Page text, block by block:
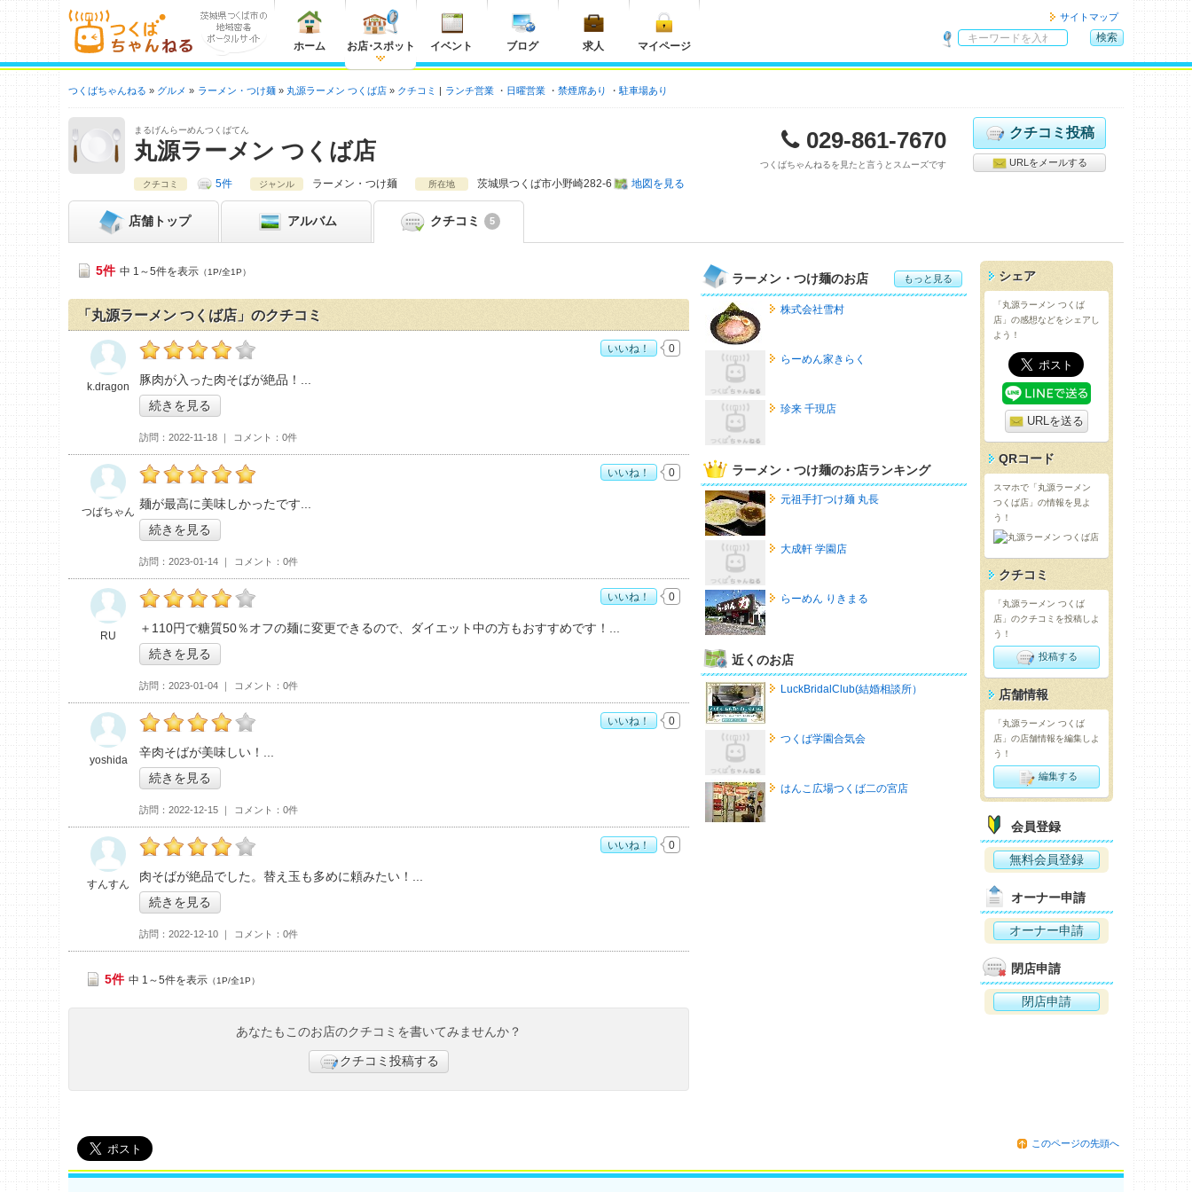
ホーム お店・スポット イベント ブログ 求人 マイページ
サイトマップ
内
索
検索
つくばちゃんねる グルメ ラーメン・つけ麺 丸源ラーメン つくば店 クチコミ ランチ営業 日曜営業 禁煙席あり 駐車場あり
まるげんらーめんつくばてん
丸源ラーメン つくば店 029-861-7670
つくばちゃんねるを見たと言うとスムーズです
クチコミ投稿
URLをメールする
クチコミ 5件 ジャンル ラーメン・つけ麺 所在地 茨城県つくば市小野崎282-6 地図を見る
店舗 トップ アルバム クチコミ 5
5件 中 1～5件を表示 （1P/全1P）
「丸源ラーメン つくば店」のクチコミ
k.dragonの「丸源ラーメン つくば店>」おすすめ度：
豚肉が入った肉そばが絶品！
続きを見る
訪問 2022-11-18 コメント 0件
k.dragon
いいね！ 0
つばちゃんの「丸源ラーメン つくば店>」おすすめ度：
麺が最高に美味しかったです
続きを見る
訪問 2023-01-14 コメント 0件
つばちゃん
いいね！ 0
RUの「丸源ラーメン つくば店>」おすすめ度：
＋110円で糖質50％オフの麺に変更できるので、ダイエット中の方もおすすめです！
続きを見る
訪問 2023-01-04 コメント 0件
RU
いいね！ 0
yoshidaの「丸源ラーメン つくば店>」おすすめ度：
辛肉そばが美味しい！
続きを見る
訪問 2022-12-15 コメント 0件
yoshida
いいね！ 0
すんすんの「丸源ラーメン つくば店>」おすすめ度：
肉そばが絶品でした。替え玉も多めに頼みたい！
続きを見る
訪問 2022-12-10 コメント 0件
すんすん
いいね！ 0
5件 中 1～5件を表示 （1P/全1P）
あなたもこのお店のクチコミを書いてみませんか？
クチコミ投稿する
ラーメン・つけ麺のお店 もっと見る
株式会社雪村
らーめん家きらく
珍来 千現店
ラーメン・つけ麺のお店ランキング
元祖手打つけ麺 丸長
大成軒 学園店
らーめん りきまる
近くのお店
LuckBridalClub(結婚相談所）
つくば学園合気会
はんこ広場つくば二の宮店
シェア
「丸源ラーメン つくば
店」の感想などをシェアし
よう！
URLを送る
QRコード
スマホで「丸源ラーメン
つくば店」の情報を見よ
う！
クチコミ
「丸源ラーメン つくば
店」のクチコミを投稿しよ
う！
投稿する
店舗情報
「丸源ラーメン つくば
店」の店舗情報を編集しよ
う！
編集する
会員登録
無料会員登録
オーナー申請
オーナー申請
閉店申請
閉店申請
このページの先頭へ